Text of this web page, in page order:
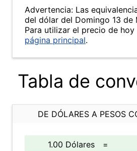
Advertencia: Las
del dólar del Domingo 13 de
Para utilizar el precio de hoy
página principal.
Tabla de
DE DÓLARES A PESOS
1.00 Dólares =